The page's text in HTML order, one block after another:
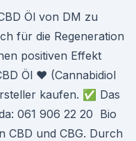
Öl von DM zu
für die Regeneration
positiven Effekt
Öl ❤ (Cannabidiol
kaufen. ✅ Das
061 906 22 20 Bio
CBD und CBG. Durch